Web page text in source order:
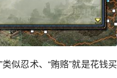
似忍术、“贿赂”就是花钱买